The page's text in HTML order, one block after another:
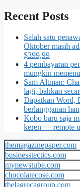
Recent Posts
Salah satu
Oktober masih
$399,99
4 pembayaran
mungkin
Sam Altman:
lagi, bahkan
Dapatkan Word,
berlangganan
Kobo baru saja
keren — remote
themagazinepaper.com
businesstectics.com
mynewstube.com
chocolatecose.com
thelagrecagroup.com